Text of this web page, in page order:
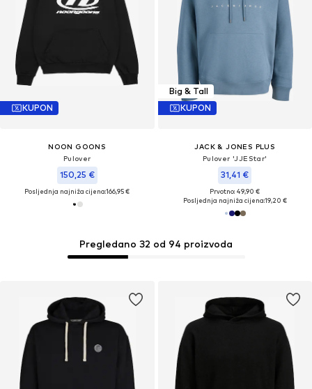
KUPON
NOON GOONS
Pulover
150,25 €
Posljednja najniža cijena:166,95 €
Big & Tall
KUPON
JACK & JONES PLUS
Pulover 'JJEStar'
31,41 €
Prvotno: 49,90 €
Posljednja najniža cijena:19,20 €
Pregledano 32 od 94 proizvoda